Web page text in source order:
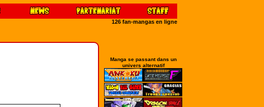
126 fan-mangas en ligne
Manga se passant dans un
univers alternatif